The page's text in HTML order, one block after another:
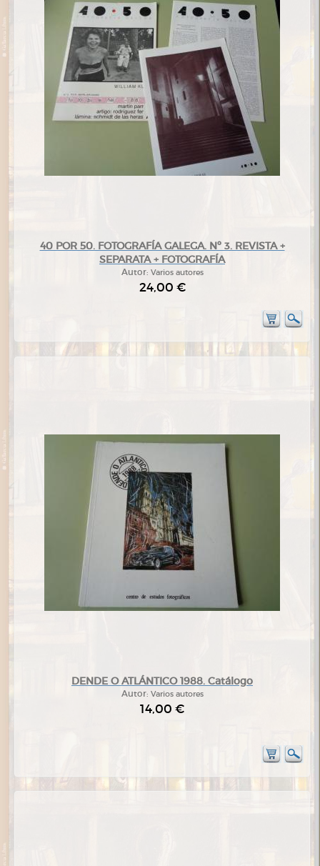
40 POR 50. FOTOGRAFÍA GALEGA. Nº 3. REVISTA +
SEPARATA + FOTOGRAFÍA
Autor: Varios autores
24,00 €
DENDE O ATLÁNTICO 1988. Catálogo
Autor: Varios autores
14,00 €